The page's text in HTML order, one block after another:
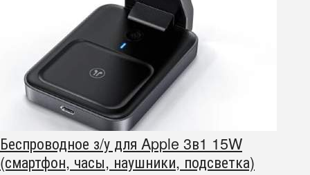
Беспроводное з/у для Apple 3в1 15W
(смартфон, часы, наушники, подсветка)